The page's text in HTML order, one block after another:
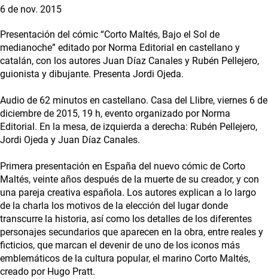
6 de nov. 2015
Presentación del cómic “Corto Maltés, Bajo el Sol de
medianoche” editado por Norma Editorial en castellano y
catalán, con los autores Juan Díaz Canales y Rubén Pellejero,
guionista y dibujante. Presenta Jordi Ojeda.
Audio de 62 minutos en castellano. Casa del Llibre, viernes 6 de
diciembre de 2015, 19 h, evento organizado por Norma
Editorial. En la mesa, de izquierda a derecha: Rubén Pellejero,
Jordi Ojeda y Juan Díaz Canales.
Primera presentación en España del nuevo cómic de Corto
Maltés, veinte años después de la muerte de su creador, y con
una pareja creativa española. Los autores explican a lo largo
de la charla los motivos de la elección del lugar donde
transcurre la historia, así como los detalles de los diferentes
personajes secundarios que aparecen en la obra, entre reales y
ficticios, que marcan el devenir de uno de los iconos más
emblemáticos de la cultura popular, el marino Corto Maltés,
creado por Hugo Pratt.